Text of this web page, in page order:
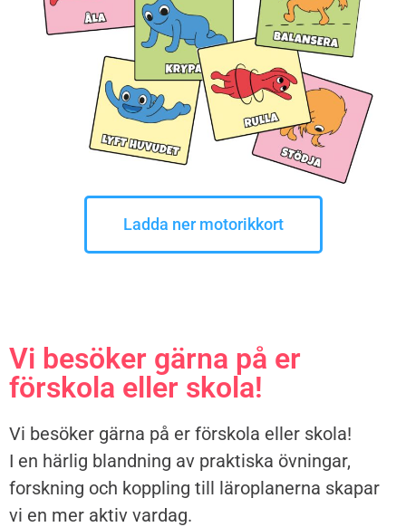
Ladda ner motorikkort
Vi besöker gärna på er
förskola eller skola!
Vi besöker gärna på er förskola eller skola!
I en härlig blandning av praktiska övningar,
forskning och koppling till läroplanerna skapar
vi en mer aktiv vardag.